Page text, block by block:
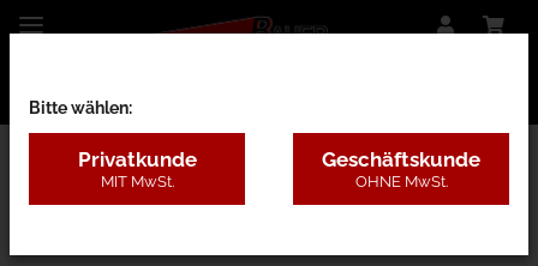
26AF - nur Rahmen o. Pfosten
Bitte wählen:
Privatkunde
MIT MwSt.
Geschäftskunde
OHNE MwSt.